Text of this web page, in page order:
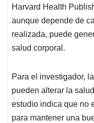
Harvard Health
aunque depende de
realizada, puede
salud corporal.
Para el investigador,
pueden alterar la
estudio indica que no
para mantener una